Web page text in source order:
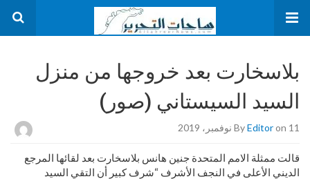
بلاسخارت بعد خروجها من منزل
السيد السيستاني (صور)
ByEditoron 11 نوفمبر، 2019
قالت ممثلة الامم المتحدة جنين هانس بلاسخارت بعد لقائها المرجع
الديني الأعلى في النجف الأشرف “شرف كبير أن التقي السيد